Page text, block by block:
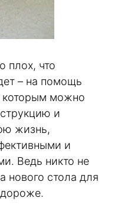
плох, что
– на помощь
которым можно
и
жизнь,
и
Ведь никто не
нового стола для
дороже.